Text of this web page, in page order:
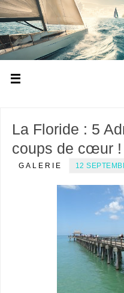
La Floride : 5
coups de cœur !
GALERIE 12